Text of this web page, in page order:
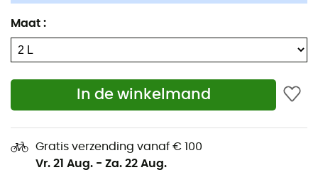
Maat :
In de winkelmand
Gratis verzending vanaf € 100
Vr. 21 Aug. - Za. 22 Aug.